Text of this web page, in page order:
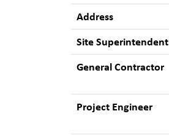
Address
Site Superintendent
General Contractor
Project Engineer